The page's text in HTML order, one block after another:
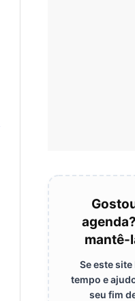
mantê-
Se este
tempo e
seu fim